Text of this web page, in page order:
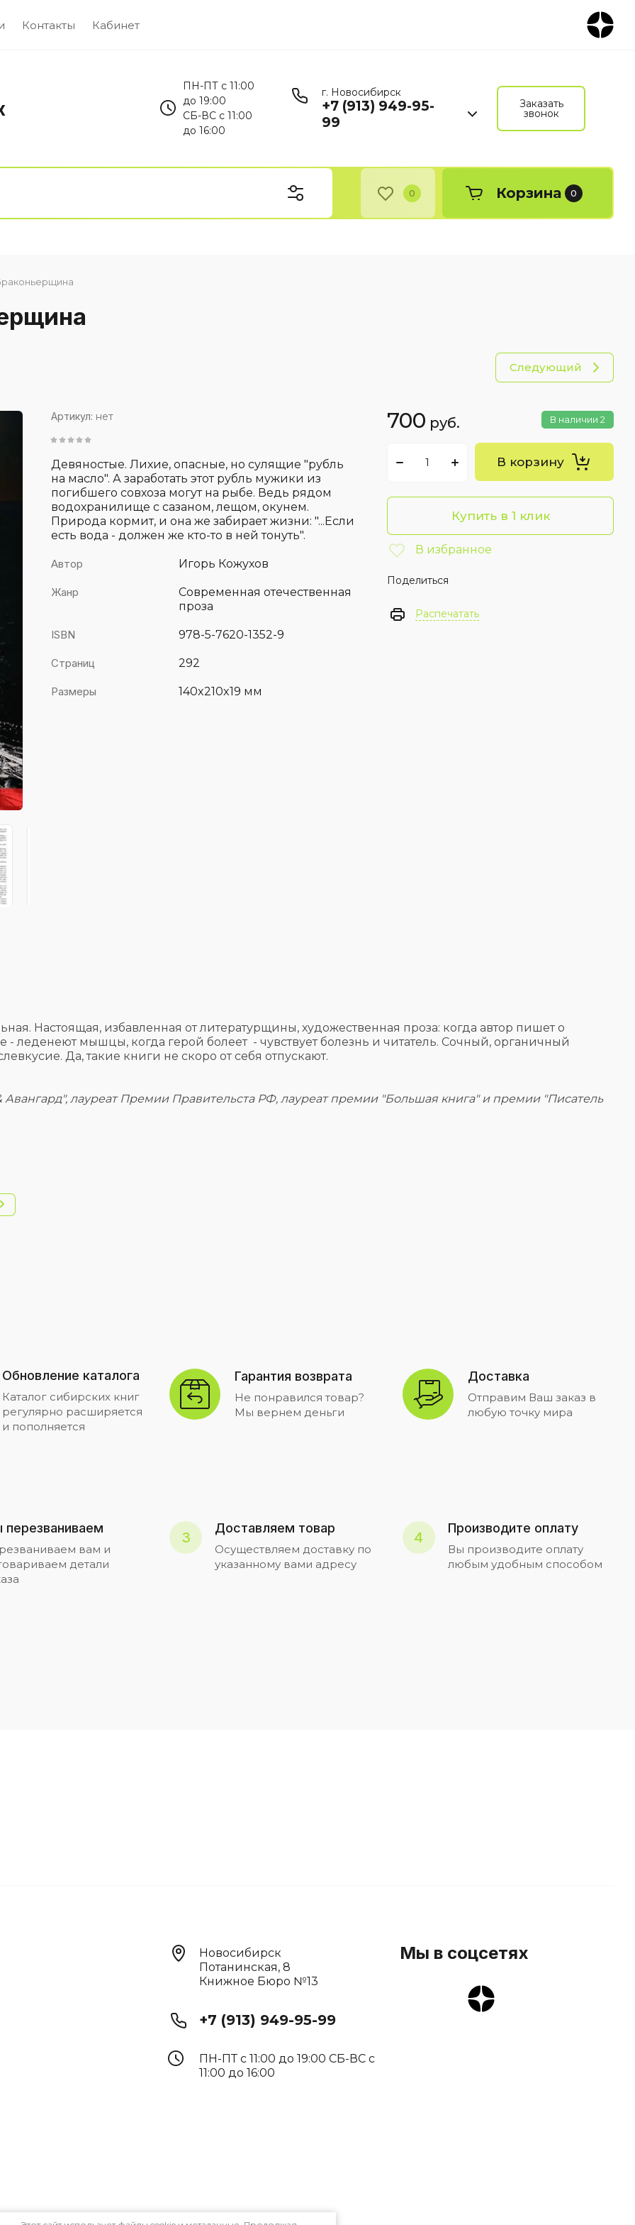
Контакты Кабинет
ПН-ПТ с 11:00
до 19:00
СБ-ВС с 11:00
до 16:00
г. Новосибирск
+7 (913) 949-95-
99
Заказать
звонок
книги
Сибирская поэзия
Нонфикшн Книги со скидкой
0 Корзина 0
Следующий
Артикул: нет
Девяностые. Лихие, опасные, но сулящие "рубль
на масло". А заработать этот рубль мужики из
погибшего совхоза могут на рыбе. Ведь рядом
водохранилище с сазаном, лещом, окунем.
Природа кормит, и она же забирает жизни: "...Если
есть вода - должен же кто-то в ней тонуть".
Автор Игорь Кожухов
Жанр
Современная отечественная
проза
ISBN 978-5-7620-1352-9
Страниц 292
Размеры 140x210x19 мм
В наличии 2
700 руб.
В корзину
Купить в 1 клик
В избранное
Поделиться
Распечатать
Настоящая, избавленная от литературщины, художественная проза: когда автор пишет о
- леденеют мышцы, когда герой болеет - чувствует болезнь и читатель. Сочный, органичный
Да, такие книги не скоро от себя отпускают.
Авангард", лауреат Премии Правительста РФ, лауреат премии "Большая книга" и премии "Писатель
Обновление каталога
Каталог сибирских книг
регулярно расширяется
и пополняется
Гарантия возврата
Не понравился товар?
Мы вернем деньги
Доставка
Отправим Ваш заказ в
любую точку мира
вам и
детали
3
Доставляем товар
Осуществляем доставку по
указанному вами адресу
4
Производите оплату
Вы производите оплату
любым удобным способом
Новосибирск
Потанинская, 8
Книжное Бюро №13
+7 (913) 949-95-99
ПН-ПТ с 11:00 до 19:00 СБ-ВС с
11:00 до 16:00
Мы в соцсетях